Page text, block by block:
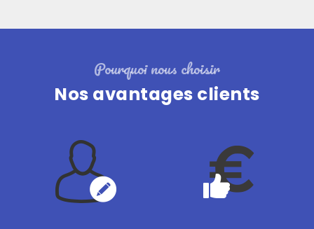
Pourquoi nous choisir
Nos avantages clients